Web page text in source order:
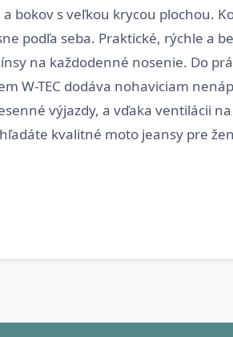
bokov s veľkou krycou plochou.
podľa seba. Praktické, rýchle
na každodenné nosenie. Do
W-TEC dodáva nohaviciam
výjazdy, a vďaka ventilácii
kvalitné moto jeansy pre